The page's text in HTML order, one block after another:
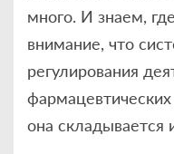
много. И знаем,
внимание, что
регулирования
она складывается